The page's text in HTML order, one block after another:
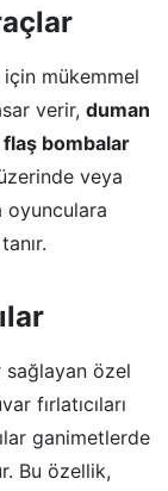
için mükemmel
verir, duman
flaş bombalar
veya
oyunculara
sağlayan özel
fırlatıcıları
ganimetlerde
Bu özellik,